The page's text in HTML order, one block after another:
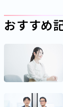
おすすめ